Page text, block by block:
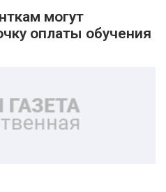
могут
оплаты обучения